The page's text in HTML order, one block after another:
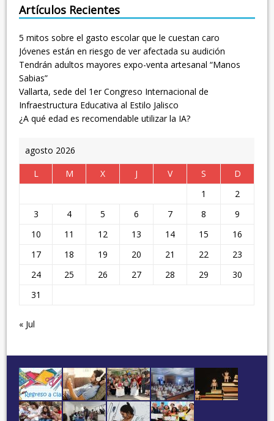
Artículos Recientes
5 mitos sobre el gasto escolar que le cuestan caro
Jóvenes están en riesgo de ver afectada su audición
Tendrán adultos mayores expo-venta artesanal “Manos
Sabias”
Vallarta, sede del 1er Congreso Internacional de
Infraestructura Educativa al Estilo Jalisco
¿A qué edad es recomendable utilizar la IA?
agosto 2026
L
M X J V S
D
1
2
3
4 5 6 7 8
9
10
11 12 13 14 15
16
17
18 19 20 21 22
23
24
25 26 27 28 29
30
31
« Jul